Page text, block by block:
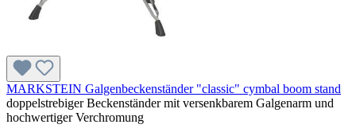
MARKSTEIN Galgenbeckenständer "classic" cymbal boom stand
doppelstrebiger Beckenständer mit versenkbarem Galgenarm und
hochwertiger Verchromung